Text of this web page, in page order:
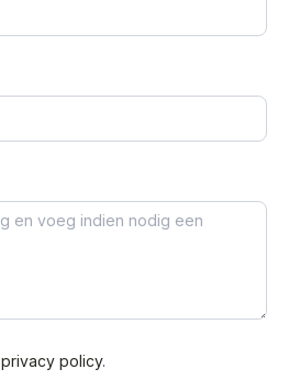
privacy policy.